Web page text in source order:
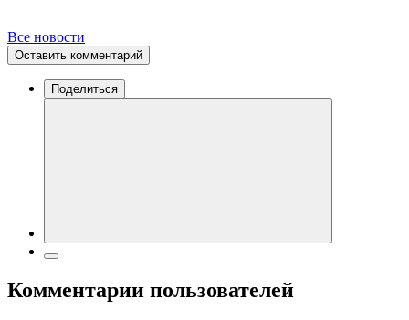
Все новости
Оставить комментарий
Поделиться
Комментарии пользователей